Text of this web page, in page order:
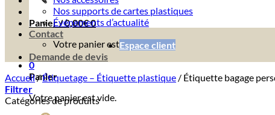
Panier /0,00€0
Votre panier est vide.
0
Panier
Votre panier est vide.
Nos supports de cartes plastiques
Événements d’actualité
Contact
Espace client
Demande de devis
Accueil/Étiquetage – Étiquette plastique / Étiquette bagage
Filtrer
Catégories de produits